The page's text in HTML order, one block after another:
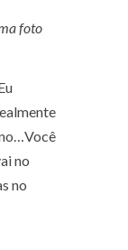
foto
no
no